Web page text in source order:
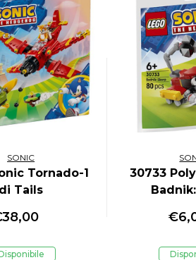
SONIC
Tornado-1
di Tails
38,00
30733
€